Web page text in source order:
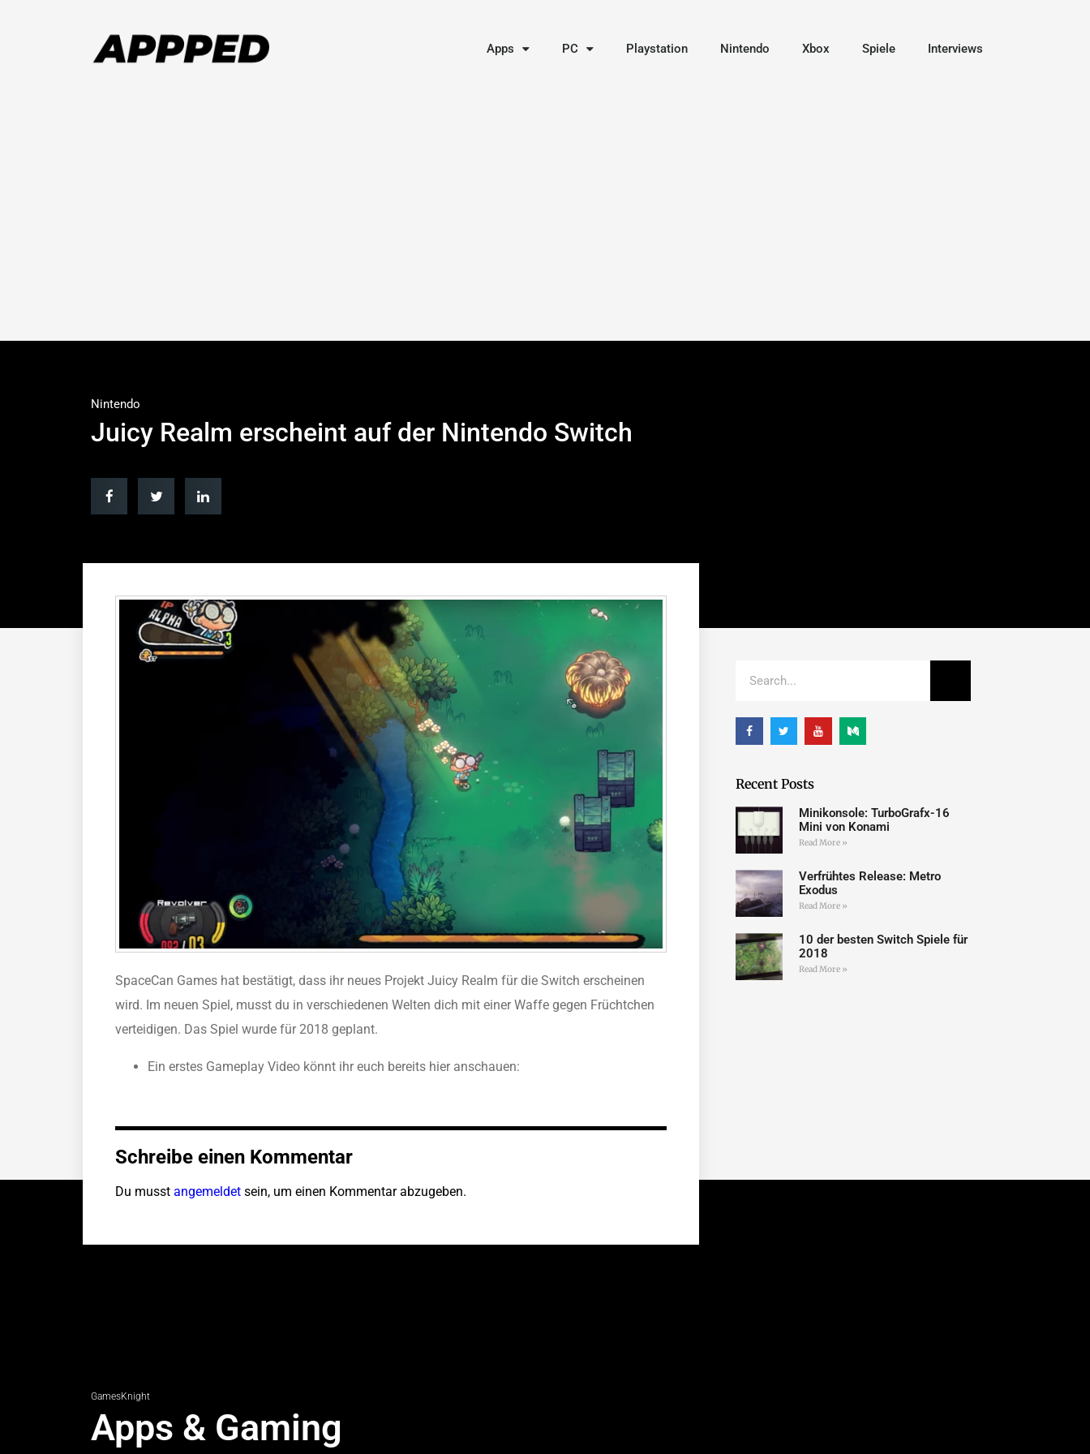
Apps PC Playstation Nintendo Xbox Spiele Interviews
Nintendo
Juicy Realm erscheint auf der Nintendo Switch
SpaceCan Games hat bestätigt, dass ihr neues Projekt Juicy Realm für die Switch erscheinen
wird. Im neuen Spiel, musst du in verschiedenen Welten dich mit einer Waffe gegen Früchtchen
verteidigen. Das Spiel wurde für 2018 geplant.
Ein erstes Gameplay Video könnt ihr euch bereits hier anschauen:
Schreibe einen Kommentar
Du musst angemeldet sein, um einen Kommentar abzugeben.
Recent Posts
Minikonsole: TurboGrafx-16
Mini von Konami
Read More »
Verfrühtes Release: Metro
Exodus
Read More »
10 der besten Switch Spiele für
2018
Read More »
GamesKnight
Apps & Gaming